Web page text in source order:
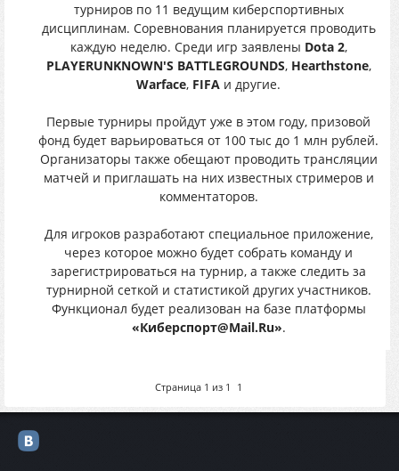
турниров по 11 ведущим киберспортивных
дисциплинам. Соревнования планируется проводить
каждую неделю. Среди игр заявлены Dota 2,
PLAYERUNKNOWN'S BATTLEGROUNDS, Hearthstone,
Warface, FIFA и другие.
Первые турниры пройдут уже в этом году, призовой
фонд будет варьироваться от 100 тыс до 1 млн рублей.
Организаторы также обещают проводить трансляции
матчей и приглашать на них известных стримеров и
комментаторов.
Для игроков разработают специальное приложение,
через которое можно будет собрать команду и
зарегистрироваться на турнир, а также следить за
турнирной сеткой и статистикой других участников.
Функционал будет реализован на базе платформы
«Киберспорт@Mail.Ru».
Страница 1 из 1 1